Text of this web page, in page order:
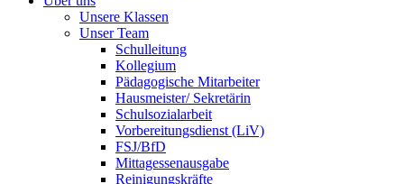
Unsere Klassen
Unser Team
Schulleitung
Kollegium
Pädagogische Mitarbeiter
Hausmeister/ Sekretärin
Schulsozialarbeit
Vorbereitungsdienst (LiV)
FSJ/BfD
Mittagessenausgabe
Reinigungskräfte